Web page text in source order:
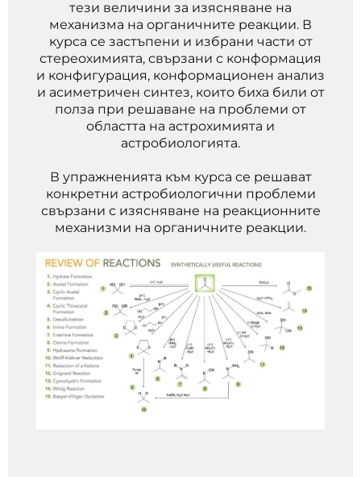
тези величини за изясняване на
механизма на органичните реакции. В
курса се застъпени и избрани части от
стереохимията, свързани с конформация
и конфигурация, конформационен анализ
и асиметричен синтез, които биха били от
полза при решаване на проблеми от
областта на астрохимията и
астробиологията.
В упражненията към курса се решават
конкретни астробиологични проблеми
свързани с изясняване на реакционните
механизми на органичните реакции.